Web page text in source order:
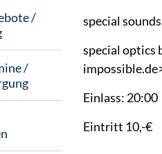
/
/
special
special optics
Einlass: 20:00
Eintritt 10,-€